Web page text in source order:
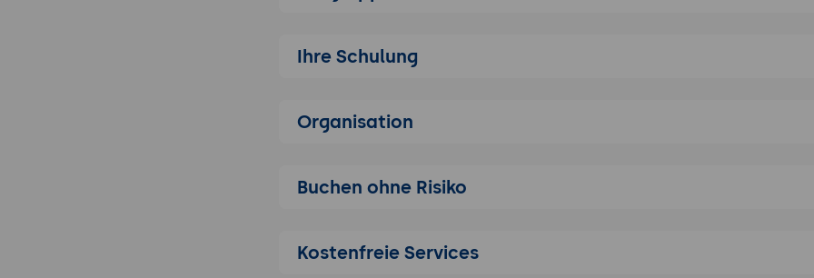
Analyse und Planung
Erste Schritte mit Payara Server
Einfache Anwendungsentwicklung und -bereitstellung
entwickeln eine einfache Webanwendung (z.B. eine "Hello World"-
Ihre Schulung
Organisation
Buchen ohne Risiko
Kostenfreie Services